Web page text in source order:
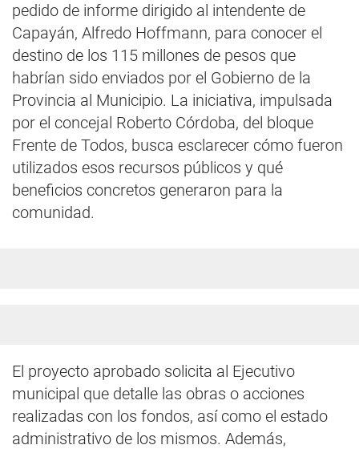
pedido de informe dirigido al intendente de
Capayán, Alfredo Hoffmann, para conocer el
destino de los 115 millones de pesos que
habrían sido enviados por el Gobierno de la
Provincia al Municipio. La iniciativa, impulsada
por el concejal Roberto Córdoba, del bloque
Frente de Todos, busca esclarecer cómo fueron
utilizados esos recursos públicos y qué
beneficios concretos generaron para la
comunidad.
El proyecto aprobado solicita al Ejecutivo
municipal que detalle las obras o acciones
realizadas con los fondos, así como el estado
administrativo de los mismos. Además,